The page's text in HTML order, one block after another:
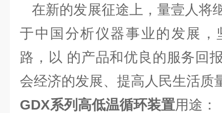
在新的发展征途上，量壹人将
于中国分析仪器事业的发展，
路，以 的产品和优良的服务回
会经济的发展、提高人民生活质
GDX系列高低温循环装置用途：